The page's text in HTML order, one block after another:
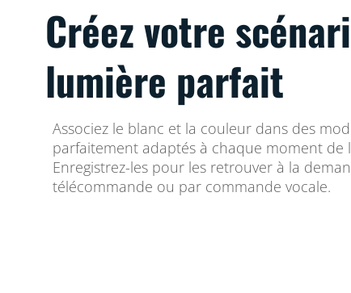
Créez votre
lumière parfait
Associez le blanc et la couleur dans des
parfaitement adaptés à chaque moment de
Enregistrez-les pour les retrouver à la
télécommande ou par commande vocale.